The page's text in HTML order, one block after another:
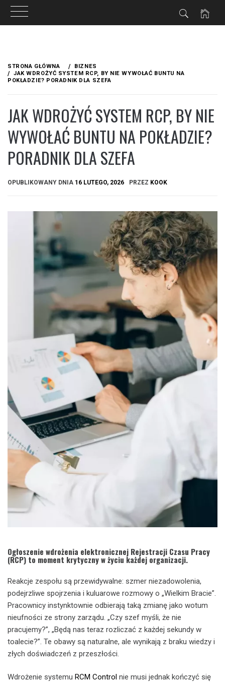
treści
STRONA GŁÓWNA
BIZNES
JAK WDROŻYĆ SYSTEM RCP, BY NIE WYWOŁAĆ BUNTU NA
POKŁADZIE? PORADNIK DLA SZEFA
JAK WDROŻYĆ SYSTEM RCP, BY NIE
WYWOŁAĆ BUNTU NA POKŁADZIE?
PORADNIK DLA SZEFA
OPUBLIKOWANY DNIA 16 LUTEGO, 2026 PRZEZ KOOK
Ogłoszenie wdrożenia elektronicznej Rejestracji Czasu Pracy
(RCP) to moment krytyczny w życiu każdej organizacji.
Reakcje zespołu są przewidywalne: szmer niezadowolenia,
podejrzliwe spojrzenia i kuluarowe rozmowy o „Wielkim Bracie”.
Pracownicy instynktownie odbierają taką zmianę jako wotum
nieufności ze strony zarządu. „Czy szef myśli, że nie
pracujemy?”, „Będą nas teraz rozliczać z każdej sekundy w
toalecie?”. Te obawy są naturalne, ale wynikają z braku wiedzy i
złych doświadczeń z przeszłości.
Wdrożenie systemu RCM Control nie musi jednak kończyć się